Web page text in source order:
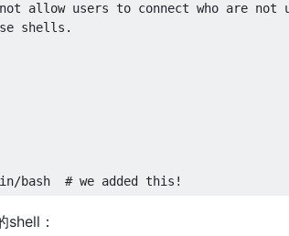
allow users to connect who are not
shells.
/bash # we added this!
shell：